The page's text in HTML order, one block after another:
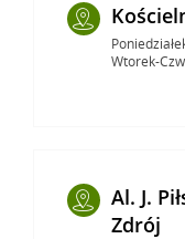
Wtorek-
Al. J.
Zdrój